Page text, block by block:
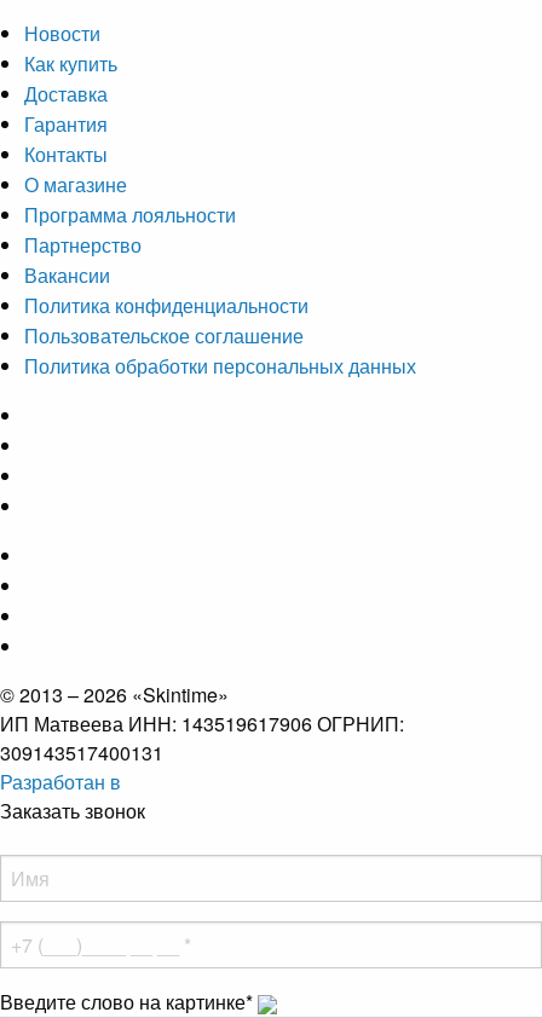
Новости
Как купить
Доставка
Гарантия
Контакты
О магазине
Программа лояльности
Партнерство
Вакансии
Политика конфиденциальности
Пользовательское соглашение
Политика обработки персональных данных
© 2013 – 2026 «Skintime»
ИП Матвеева ИНН: 143519617906 ОГРНИП:
309143517400131
Разработан в
Заказать звонок
Введите слово на картинке*